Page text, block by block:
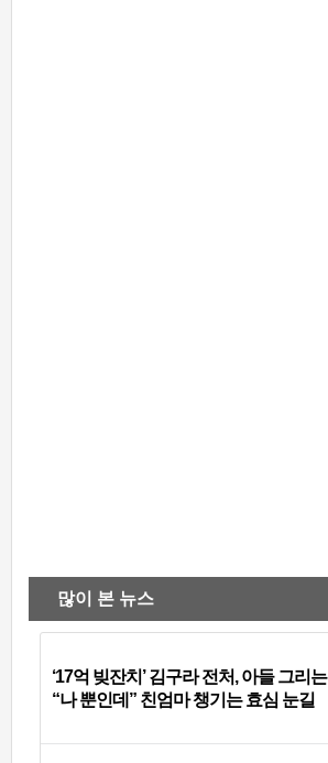
많이 본 뉴스
‘17억 빚잔치’ 김구라 전처, 아들 그리는
“나 뿐인데” 친엄마 챙기는 효심 눈길